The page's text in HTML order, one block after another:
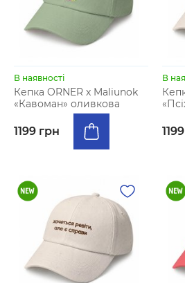
В наявності
Кепка ORNER x Maliunok
«Кавоман» оливкова
1199 грн
В